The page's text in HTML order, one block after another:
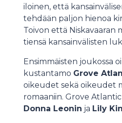
iloinen, että
tehdään paljon hienoa
Toivon että Niskavaaran
tiensä kansainvälisten
Ensimmäisten joukossa
kustantamo Grove
oikeudet sekä oikeudet
romaaniin. Grove
Donna Leonin ja Lily